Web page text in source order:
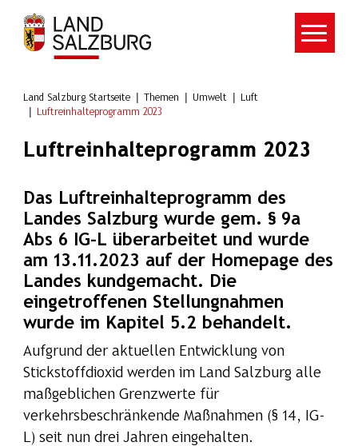
Zum Hauptinhalt springen
Land Salzburg Startseite Themen Umwelt
Luft
Luftreinhalteprogramm 2023
Luftreinhalteprogramm 2023
Das Luftreinhalteprogramm des
Landes Salzburg wurde gem. § 9a
Abs 6 IG-L überarbeitet und wurde
am 13.11.2023 auf der Homepage des
Landes kundgemacht. Die
eingetroffenen Stellungnahmen
wurde im Kapitel 5.2 behandelt.
Aufgrund der aktuellen Entwicklung von
Stickstoffdioxid werden im Land Salzburg alle
maßgeblichen Grenzwerte für
verkehrsbeschränkende Maßnahmen (§ 14, IG-
L) seit nun drei Jahren eingehalten.